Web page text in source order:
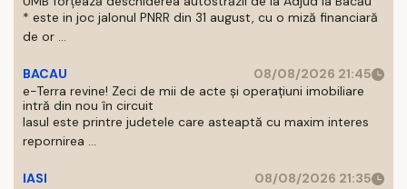
* este in joc jalonul PNRR din 31 august, cu o miză financiară
de or ...
BACAU
08/08/2026 21:45
e-Terra revine! Zeci de mii de acte și operațiuni imobiliare
intră din nou în circuit
Iasul este printre judetele care asteaptă cu maxim interes
repornirea ...
IASI
08/08/2026 21:35